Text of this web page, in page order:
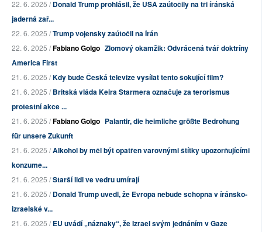
22. 6. 2025 /Donald Trump prohlásil, že USA zaútočily na tři íránská
jaderná zař...
22. 6. 2025 /Trump vojensky zaútočil na Írán
22. 6. 2025 /Fabiano Golgo Zlomový okamžik: Odvrácená tvář doktríny
America First
21. 6. 2025 /Kdy bude Česká televize vysílat tento šokující film?
21. 6. 2025 /Britská vláda Keira Starmera označuje za terorismus
protestní akce ...
21. 6. 2025 /Fabiano Golgo Palantir, die heimliche größte Bedrohung
für unsere Zukunft
21. 6. 2025 /Alkohol by měl být opatřen varovnými štítky upozorňujícími
konzume...
21. 6. 2025 /Starší lidi ve vedru umírají
21. 6. 2025 /Donald Trump uvedl, že Evropa nebude schopna v íránsko-
izraelské v...
21. 6. 2025 /EU uvádí „náznaky“, že Izrael svým jednáním v Gaze